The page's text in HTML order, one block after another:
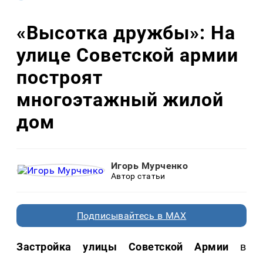
«Высотка дружбы»: На
улице Советской армии
построят
многоэтажный жилой
дом
Игорь Мурченко
Автор статьи
Подписывайтесь в MAX
Застройка улицы Советской Армии в